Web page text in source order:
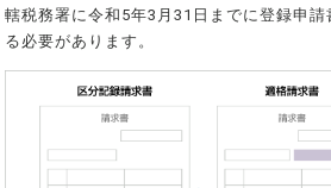
轄税務署に令和5年3月31日までに登録申
る必要があります。